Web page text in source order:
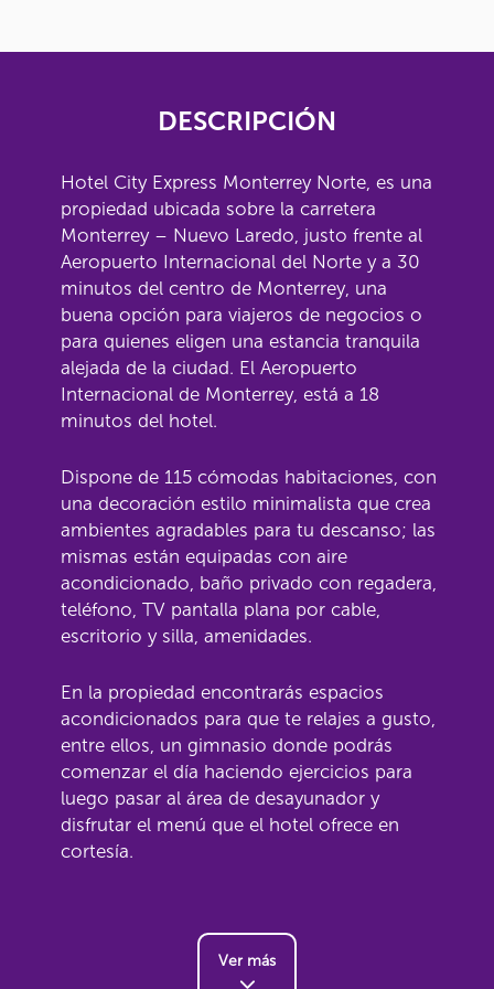
DESCRIPCIÓN
Hotel City Express Monterrey Norte, es una
propiedad ubicada sobre la carretera
Monterrey – Nuevo Laredo, justo frente al
Aeropuerto Internacional del Norte y a 30
minutos del centro de Monterrey, una
buena opción para viajeros de negocios o
para quienes eligen una estancia tranquila
alejada de la ciudad. El Aeropuerto
Internacional de Monterrey, está a 18
minutos del hotel.
Dispone de 115 cómodas habitaciones, con
una decoración estilo minimalista que crea
ambientes agradables para tu descanso; las
mismas están equipadas con aire
acondicionado, baño privado con regadera,
teléfono, TV pantalla plana por cable,
escritorio y silla, amenidades.
En la propiedad encontrarás espacios
acondicionados para que te relajes a gusto,
entre ellos, un gimnasio donde podrás
comenzar el día haciendo ejercicios para
luego pasar al área de desayunador y
disfrutar el menú que el hotel ofrece en
cortesía.
Ver más